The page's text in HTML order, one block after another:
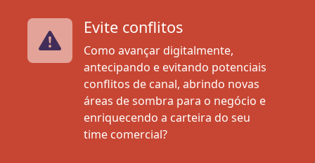
Evite conflitos
Como avançar digitalmente,
antecipando e evitando potenciais
conflitos de canal, abrindo novas
áreas de sombra para o negócio e
enriquecendo a carteira do seu
time comercial?